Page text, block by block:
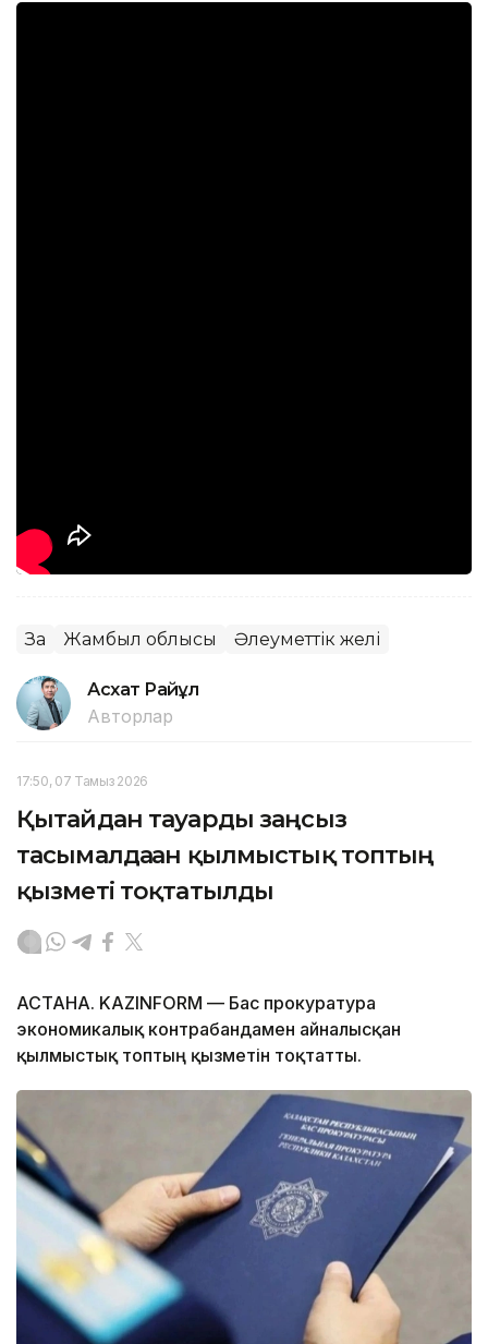
Заң Жамбыл облысы Әлеуметтік желі
Асхат Райқұл
Авторлар
17:50, 07 Тамыз 2026
Қытайдан тауарды заңсыз
тасымалдаған қылмыстық топтың
қызметі тоқтатылды
АСТАНА. KAZINFORM — Бас прокуратура
экономикалық контрабандамен айналысқан
қылмыстық топтың қызметін тоқтатты.